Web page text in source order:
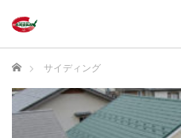
ホーム サイディング